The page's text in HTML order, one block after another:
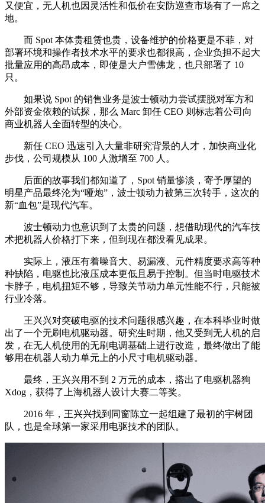
又便宜，无人机也因灵活性和低价在安防巡查市场有了一席之
地。
而 Spot 本体贵租赁也贵，设备维护的价格更是不菲，对
部署环境和操作者技术水平的要求也都很高，企业负担不起大
批量应用的高昂成本，即使是大户雪佛龙，也只部署了 10
只。
如果说 Spot 的销售业务是波士顿动力尝试摆脱对军方和
外部资金依赖的试探，那么 Marc 卸任 CEO 则标志着公司向
商业机器人全面转型的决心。
新任 CEO 迅速引入大量非研究背景的人才，加快商业化
步伐，公司规模从 100 人激增至 700 人。
后面的故事我们都知道了，Spot 销量惨淡，寄予厚望的
明星产品最终沦为“哑炮”，波士顿动力被第三次转手，这次的
新“血包”是现代汽车。
波士顿动力也意识到了太贵的问题，想借助现代的汽车技
术把机器人价格打下来，但到现在都没看见成果。
实际上，液压有着噪音大、易漏液、元件精度要求高等种
种缺陷，电驱也比液压成本更低且易于控制。但当时电驱技术
卡脖子，电机扭矩不够，导致关节动力单元性能不行，只能被
行业冷落。
王兴兴对突破电驱的技术问题很感兴趣，在本科毕业时做
出了一个无刷电机驱动器。研究生时期，他又受到无人机的启
发，在无人机使用的无刷电调基础上进行改造，最终做出了能
够用在机器人动力单元上的小尺寸电机驱动器。
最终，王兴兴用不到 2 万元的成本，搭出了电驱机器狗
Xdog，获得了上海机器人设计大赛二等奖。
2016 年，王兴兴找到同窗陈立一起组建了最初的宇树团
队，也是全球第一家采用电驱技术的团队。